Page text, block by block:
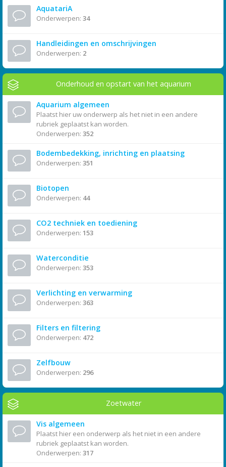
AquatariA
Onderwerpen: 34
Handleidingen en omschrijvingen
Onderwerpen: 2
Onderhoud en opstart van het aquarium
Aquarium algemeen
Plaatst hier uw onderwerp als het niet in een andere
rubriek geplaatst kan worden.
Onderwerpen: 352
Bodembedekking, inrichting en plaatsing
Onderwerpen: 351
Biotopen
Onderwerpen: 44
CO2 techniek en toediening
Onderwerpen: 153
Waterconditie
Onderwerpen: 353
Verlichting en verwarming
Onderwerpen: 363
Filters en filtering
Onderwerpen: 472
Zelfbouw
Onderwerpen: 296
Zoetwater
Vis algemeen
Plaatst hier een onderwerp als het niet in een andere
rubriek geplaatst kan worden.
Onderwerpen: 317